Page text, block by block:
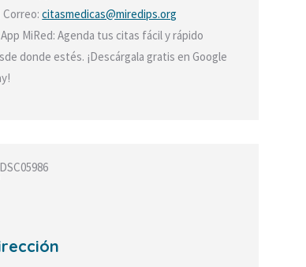
citasmedicas@miredips.org
MiRed: Agenda tus citas fácil y rápido
donde estés. ¡Descárgala gratis en Google